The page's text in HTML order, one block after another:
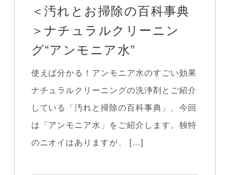
＜汚れとお掃除の百科事典
＞ナチュラルクリーニン
グ“アンモニア水”
使えば分かる！アンモニア水のすごい効果
ナチュラルクリーニングの洗浄剤とご紹介
している「汚れと掃除の百科事典」、今回
は「アンモニア水」をご紹介します。独特
のニオイはありますが、 […]